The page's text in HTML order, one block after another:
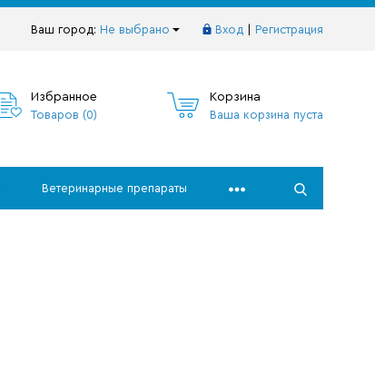
Ваш город: Не выбрано Вход Регистрация
Избранное
Товаров (0)
Корзина
Ваша корзина пуста
Ветеринарные препараты